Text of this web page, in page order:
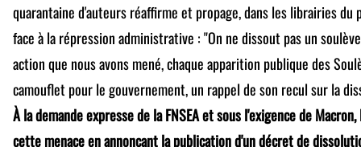
quarantaine d'auteurs réaffirme et propage, dans les librairies du
face à la répression administrative : "On ne dissout pas un
action que nous avons mené, chaque apparition publique des
camouflet pour le gouvernement, un rappel de son recul sur la
À la demande expresse de la FNSEA et sous l'exigence de
cette menace en annonçant la publication d'un décret de